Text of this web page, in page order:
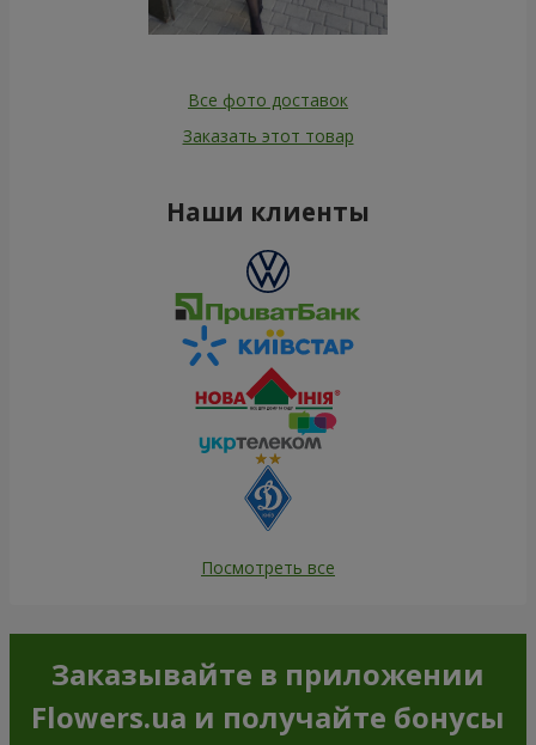
Все фото доставок
Заказать этот товар
Наши клиенты
Посмотреть все
Заказывайте в приложении
Flowers.ua и получайте бонусы